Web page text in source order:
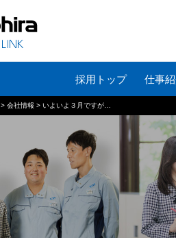
採用トップ 仕事
> 会社情報 > いよいよ３月ですが…